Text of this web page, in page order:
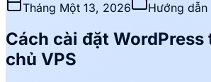
Tháng Một 13, 2026
Hướng dẫn
Cách cài đặt WordPress
chủ VPS